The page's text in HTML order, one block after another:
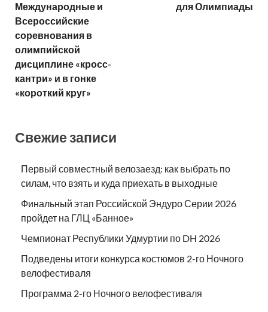
Международные и
Всероссийские
соревнования в
олимпийской
дисциплине «кросс-
кантри» и в гонке
«короткий круг»
для Олимпиады
Свежие записи
Первый совместный велозаезд: как выбрать по
силам, что взять и куда приехать в выходные
Финальный этап Российской Эндуро Серии 2026
пройдет на ГЛЦ «Банное»
Чемпионат Республики Удмуртии по DH 2026
Подведены итоги конкурса костюмов 2-го Ночного
велофестиваля
Программа 2-го Ночного велофестиваля